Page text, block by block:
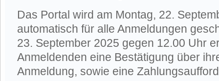
Das Portal wird am Montag, 22.
automatisch für alle Anmeldungen
23. September 2025 gegen 12.00 Uhr
Anmeldenden eine Bestätigung über
Anmeldung, sowie eine